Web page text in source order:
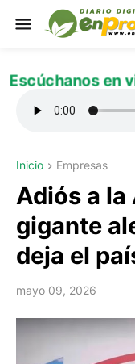
Escúchanos en
Inicio Empresas
Adiós a la
gigante
deja el
mayo 09, 2026